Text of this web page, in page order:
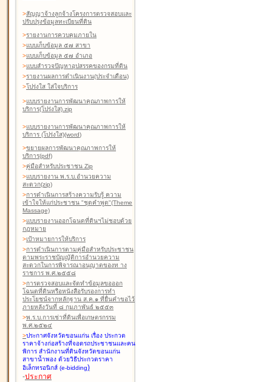
>สัญญาจ้างลูกจ้างโครงการตรวจสอบและ
ปรับปรุงข้อมูลทะเบียนที่ดิน
>รายงานการควบคุมภายใน
>แบบเก็บข้อมูล ๕๗ สาขา
>แบบเก็บข้อมูล ๕๗ อำเภอ
>แบบสำรวจปัญหาอุปสรรคของกรมที่ดิน
>รายงานผลการดำเนินงาน(ประจำเดือน)
>โปร่งใส ใส่ใจบริการ
>แบบรายงานการพัฒนาคุณภาพการให้
บริการ(โปร่งใส).zip
>แบบรายงานการพัฒนาคุณภาพการให้
บริการ (โปร่งใส)(word)
>ขยายผลการพัฒนาคุณภาพการให้
บริการ(pdf)
>คู่มือสำหรับประชาชน Zip
>แบบรายงาน พ.ร.บ.อำนวยความ
สะดวก(zip)
>การดำเนินการสร้างความรับรู้ ความ
เข้าใจให้แก่ประชาชน "ชุดคำพูด"(Theme
Massage)
>แบบรายงานออกโฉนดที่ดินฯไม่ชอบด้วย
กฎหมาย
>เป้าหมายการให้บริการ
>การดำเนินการตามคู่มือสำหรับประชาชน
ตามพระราชบัญญัติการอำนวยความ
สะดวกในการพิจารณาอนุญาตของท าง
ราชการ พ.ศ.๒๕๕๘
>การตรวจสอบและจัดทำข้อมูลขอออก
โฉนดที่ดินหรือหนังสือรับรองการทำ
ประโยชน์จากหลักฐาน ส.ค.๑ ที่ยื่นคำขอไว้
ภายหลังวันที่ ๘ กุมภาพันธ์ ๒๕๕๓
>พ.ร.บ.การเช่าที่ดินเพื่อเกษตรกรรม
พ.ศ.๒๕๒๔
>ประกาศจังหวัดขอนแก่น เรื่อง ประกวด
ราคาจ้างก่อสร้างที่จอดรถประชาชนและคน
พิการ สำนักงานที่ดินจังหวัดขอนแก่น
สาขาน้ำพอง ด้วยวิธีประกวดราคา
อิเล็กทรอนิกส์ (e-bidding)
-ประกาศ